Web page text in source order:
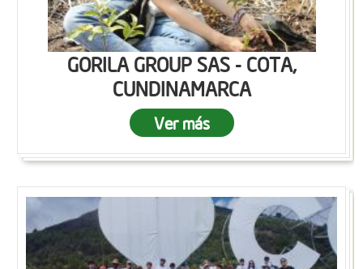
GORILA GROUP SAS - COTA,
CUNDINAMARCA
Ver más